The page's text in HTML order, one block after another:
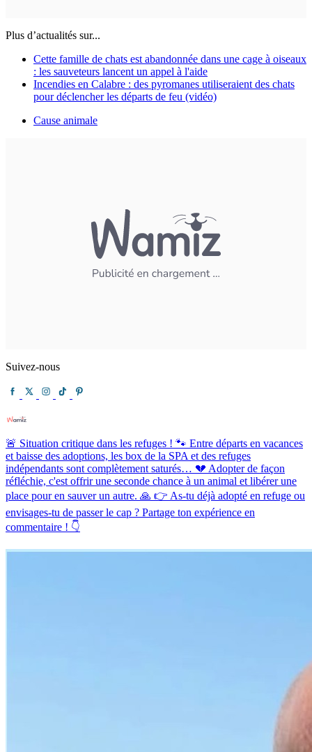
Plus d’actualités sur...
Cette famille de chats est abandonnée dans une cage à oiseaux
: les sauveteurs lancent un appel à l'aide
Incendies en Calabre : des pyromanes utiliseraient des chats
pour déclencher les départs de feu (vidéo)
Cause animale
Suivez-nous
🚨 Situation critique dans les refuges ! 🐾 Entre départs en vacances
et baisse des adoptions, les box de la SPA et des refuges
indépendants sont complètement saturés… 💔 Adopter de façon
réfléchie, c'est offrir une seconde chance à un animal et libérer une
place pour en sauver un autre. 🙏 👉 As-tu déjà adopté en refuge ou
envisages-tu de passer le cap ? Partage ton expérience en
commentaire ! 👇